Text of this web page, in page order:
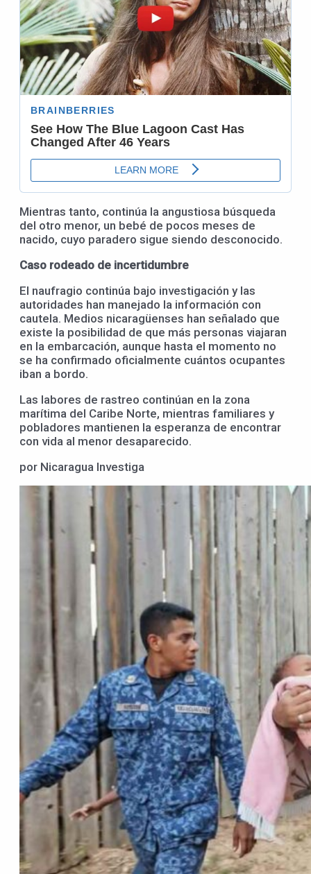
Mientras tanto, continúa la angustiosa búsqueda
del otro menor, un bebé de pocos meses de
nacido, cuyo paradero sigue siendo desconocido.
Caso rodeado de incertidumbre
El naufragio continúa bajo investigación y las
autoridades han manejado la información con
cautela. Medios nicaragüenses han señalado que
existe la posibilidad de que más personas viajaran
en la embarcación, aunque hasta el momento no
se ha confirmado oficialmente cuántos ocupantes
iban a bordo.
Las labores de rastreo continúan en la zona
marítima del Caribe Norte, mientras familiares y
pobladores mantienen la esperanza de encontrar
con vida al menor desaparecido.
por Nicaragua Investiga